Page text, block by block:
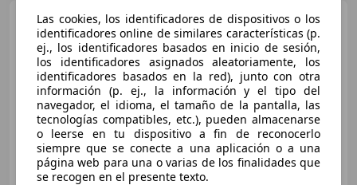
Lexus CT 200hBusiness
€ 17.790
Precio justo
01/2019 113.636 km
Electro/Gasolina
100 kW (136 CV)
Las cookies, los identificadores de dispositivos o los
identificadores online de similares características (p.
ej., los identificadores basados en inicio de sesión,
los identificadores asignados aleatoriamente, los
identificadores basados en la red), junto con otra
información (p. ej., la información y el tipo del
navegador, el idioma, el tamaño de la pantalla, las
tecnologías compatibles, etc.), pueden almacenarse
o leerse en tu dispositivo a fin de reconocerlo
siempre que se conecte a una aplicación o a una
página web para una o varias de los finalidades que
se recogen en el presente texto.